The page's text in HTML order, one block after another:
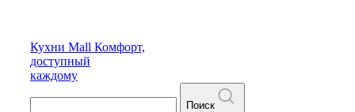
Кухни Mall Комфорт,
доступный
каждому
Поиск